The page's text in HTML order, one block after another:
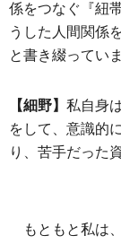
係をつなぐ『紐
うした人間関係
と書き綴ってい
【細野】 私自身
をして、意識的
り、苦手だった
もともと私は